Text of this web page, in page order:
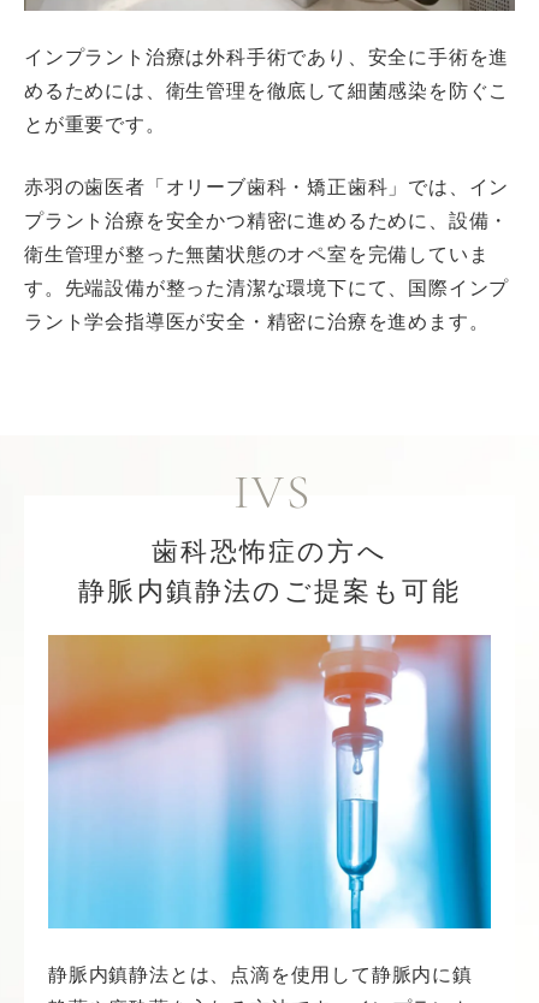
インプラント治療は外科手術であり、安全に手術を進
めるためには、衛生管理を徹底して細菌感染を防ぐこ
とが重要です。
赤羽の歯医者「オリーブ歯科・矯正歯科」では、イン
プラント治療を安全かつ精密に進めるために、設備・
衛生管理が整った無菌状態のオペ室を完備していま
す。先端設備が整った清潔な環境下にて、国際インプ
ラント学会指導医が安全・精密に治療を進めます。
IVS
歯科恐怖症の方へ
静脈内鎮静法のご提案も可能
静脈内鎮静法とは、点滴を使用して静脈内に鎮